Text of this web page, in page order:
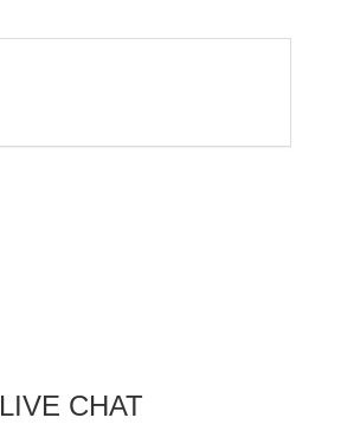
LIVE CHAT